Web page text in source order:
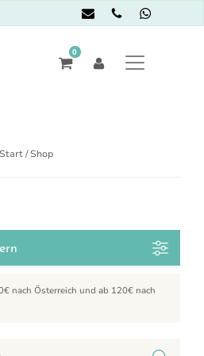
0
Start/ Shop
nach Österreich und ab 120€ nach